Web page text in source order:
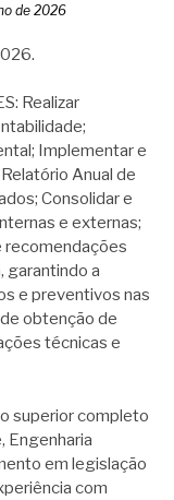
de 2026
Realizar
Implementar e
Anual de
Consolidar e
e externas;
recomendações
garantindo a
e preventivos nas
obtenção de
técnicas e
superior completo
Engenharia
em legislação
com